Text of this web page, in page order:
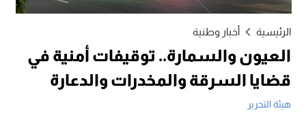
الرئيسية أخبار وطنية
العيون والسمارة.. توقيفات أمنية في
قضايا السرقة والمخدرات والدعارة
هيئة التحرير